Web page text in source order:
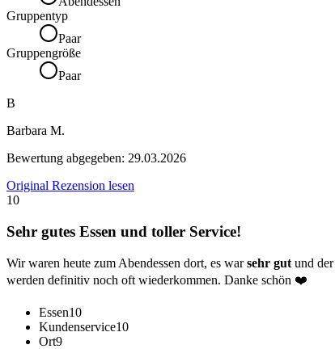
Gruppentyp
Paar
Gruppengröße
Paar
B
Barbara M.
Bewertung abgegeben: 29.03.2026
Original Rezension lesen
10
Sehr gutes Essen und toller Service!
Wir waren heute zum Abendessen dort, es warsehr gut und der
werden definitiv noch oft wiederkommen. Danke schön ❤️
Essen10
Kundenservice10
Ort9